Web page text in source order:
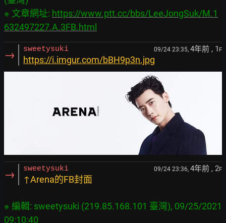
※ 文章網址: https://www.ptt.cc/bbs/LeeJongSuk/M.1
632497227.A.3FB.html
→ sweetysuki 09/24 23:35, 4年前 , 1 F
https://i.imgur.com/bBH9p3n.jpg
→ sweetysuki 09/24 23:36, 4年前 , 2F
↑Arena的FB封面
※ 編輯: sweetysuki (219.85.168.101 臺灣), 09/25/2021